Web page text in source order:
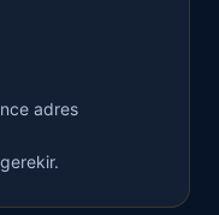
adres